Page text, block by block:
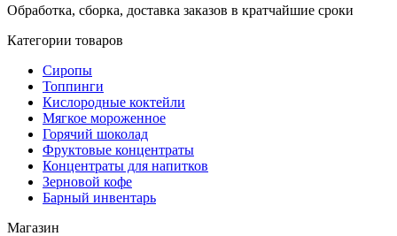
Обработка, сборка, доставка заказов в кратчайшие сроки
Категории товаров
Сиропы
Топпинги
Кислородные коктейли
Мягкое мороженное
Горячий шоколад
Фруктовые концентраты
Концентраты для напитков
Зерновой кофе
Барный инвентарь
Магазин